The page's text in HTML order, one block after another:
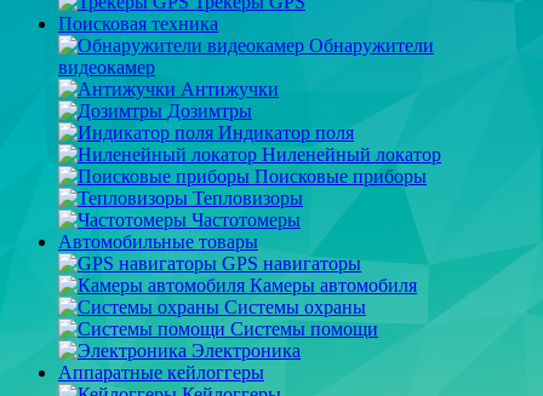
Поисковая техника
Обнаружители
видеокамер
Антижучки
Дозимтры
Индикатор поля
Ниленейный локатор
Поисковые приборы
Тепловизоры
Частотомеры
Автомобильные товары
GPS навигаторы
Камеры автомобиля
Системы охраны
Системы помощи
Электроника
Аппаратные кейлоггеры